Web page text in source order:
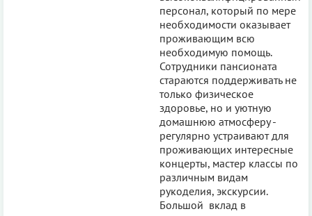
персонал, который по мере
необходимости оказывает
проживающим всю
необходимую помощь.
Сотрудники пансионата
стараются поддерживать не
только физическое
здоровье, но и уютную
домашнюю атмосферу -
регулярно устраивают для
проживающих интересные
концерты, мастер классы по
различным видам
рукоделия, экскурсии.
Большой вклад в